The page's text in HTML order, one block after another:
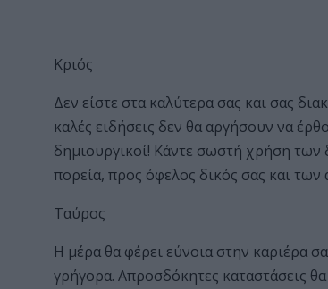
Κριός
Δεν είστε στα καλύτερα σας και σας
καλές ειδήσεις δεν θα αργήσουν να
δημιουργικοί! Κάντε σωστή χρήση των
πορεία, προς όφελος δικός σας και
Ταύρος
Η μέρα θα φέρει εύνοια στην καριέρα
γρήγορα. Απροσδόκητες καταστάσεις